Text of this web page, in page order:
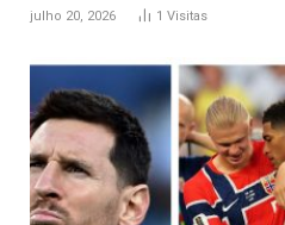
julho 20, 2026 1 Visitas